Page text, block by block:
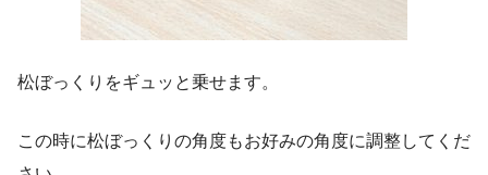
松ぼっくりをギュッと乗せます。
この時に松ぼっくりの角度もお好みの角度に調整してくだ